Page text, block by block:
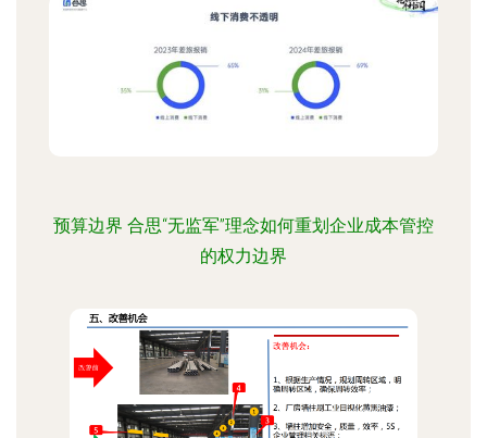
预算边界 合思“无监军”理念如何重划企业成本管控
的权力边界